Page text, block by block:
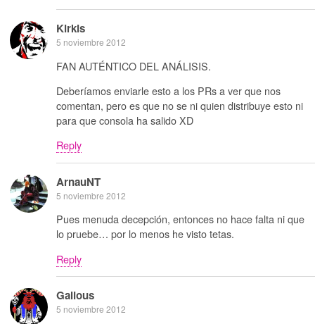
Kirkis
5 noviembre 2012
FAN AUTÉNTICO DEL ANÁLISIS.
Deberíamos enviarle esto a los PRs a ver que nos
comentan, pero es que no se ni quien distribuye esto ni
para que consola ha salido XD
Reply
ArnauNT
5 noviembre 2012
Pues menuda decepción, entonces no hace falta ni que
lo pruebe… por lo menos he visto tetas.
Reply
Galious
5 noviembre 2012